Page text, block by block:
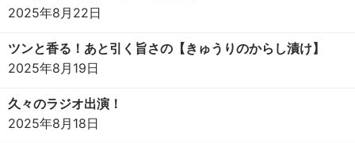
2025年8月22日
ツンと香る！あと引く旨さの【きゅうりのからし漬け】
2025年8月19日
久々のラジオ出演！
2025年8月18日